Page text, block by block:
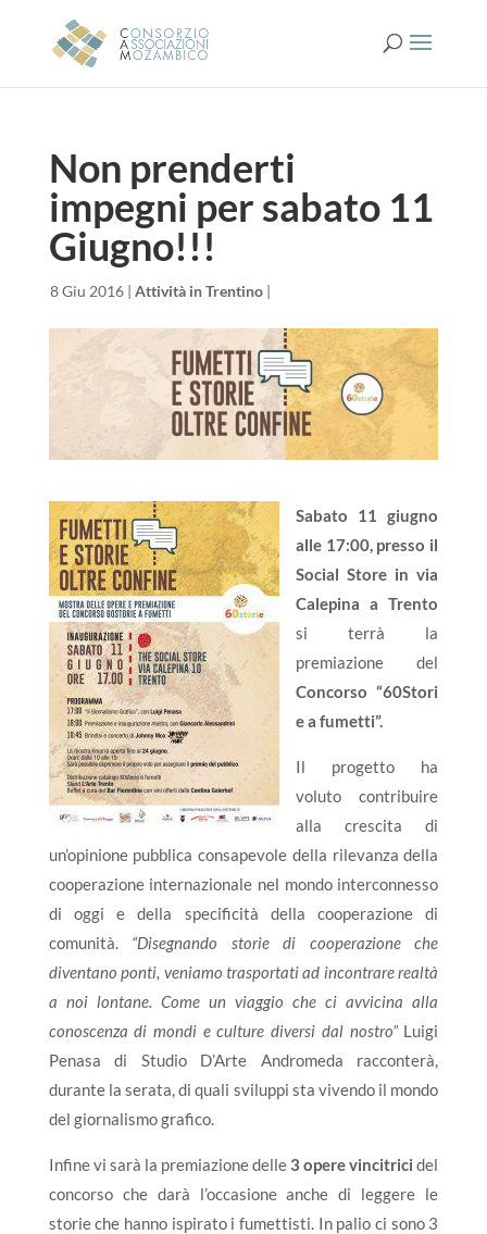
Non prenderti
impegni per sabato 11
Giugno!!!
8 Giu 2016| Attività in Trentino|
Sabato 11 giugno
alle 17:00, presso il
Social Store in via
Calepina a Trento
si terrà la
premiazione del
Concorso “60Stori
e a fumetti”.
Il progetto ha
voluto contribuire
alla crescita di
un’opinione pubblica consapevole della rilevanza della
cooperazione internazionale nel mondo interconnesso
di oggi e della specificità della cooperazione di
comunità. “Disegnando storie di cooperazione che
diventano ponti, veniamo trasportati ad incontrare realtà
a noi lontane. Come un viaggio che ci avvicina alla
conoscenza di mondi e culture diversi dal nostro”Luigi
Penasa di Studio D’Arte Andromeda racconterà,
durante la serata, di quali sviluppi sta vivendo il mondo
del giornalismo grafico.
Infine vi sarà la premiazione delle 3 opere vincitrici del
concorso che darà l’occasione anche di leggere le
storie che hanno ispirato i fumettisti. In palio ci sono 3